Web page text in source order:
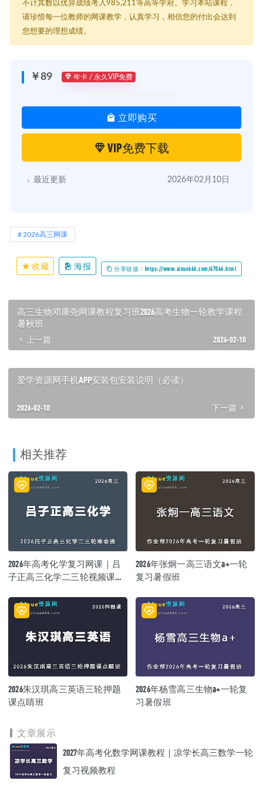
不计其数以优异成绩考入985,211等高等学府。学习本站课程，
请珍惜每一位教师的网课教学，认真学习，相信您的付出会达到
您想要的理想成绩。
￥89 年卡 / 永久VIP免费
立即购买
VIP免费下载
最近更新 2026年02月10日
2026高三网课
收藏 海报 分享链接：https://www.aixue666.com/67066.html
高三生物邓康尧网课教程复习班2026高考生物一轮教学课程
暑秋班
上一篇 2026-02-10
爱学资源网手机APP安装包安装说明（必读）
2026-02-10 下一篇
相关推荐
2026年高考化学复习网课｜吕
子正高三化学二三轮视频课程
2026年张炯一高三语文a+一轮
复习暑假班
2026朱汉琪高三英语三轮押题
课点睛班
2026年杨雪高三生物a+一轮复
习暑假班
文章展示
2027年高考化数学网课教程｜凉学长高三数学一轮
复习视频教程